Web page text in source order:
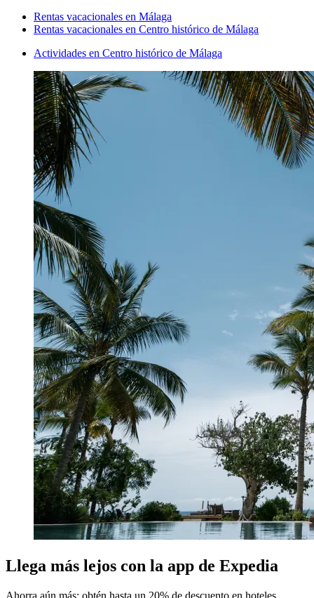
Rentas vacacionales en Málaga
Rentas vacacionales en Centro histórico de Málaga
Actividades en Centro histórico de Málaga
Llega más lejos con la app de Expedia